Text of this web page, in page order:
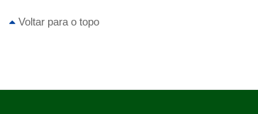
Voltar para o topo